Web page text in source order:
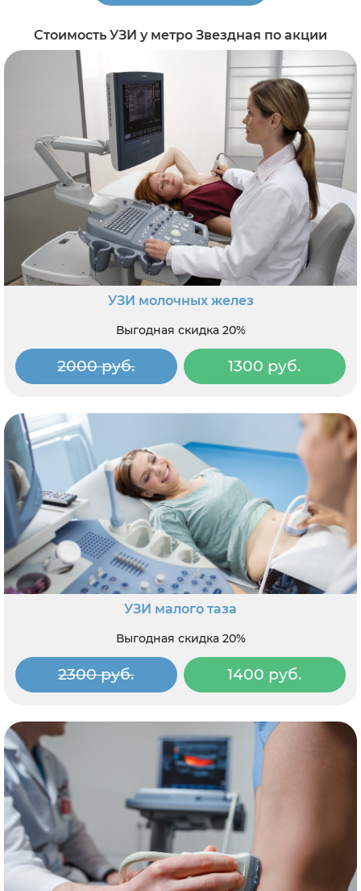
Стоимость УЗИ у метро Звездная по акции
УЗИ молочных желез
Выгодная скидка 20%
2000 руб. 1300 руб.
УЗИ малого таза
Выгодная скидка 20%
2300 руб. 1400 руб.